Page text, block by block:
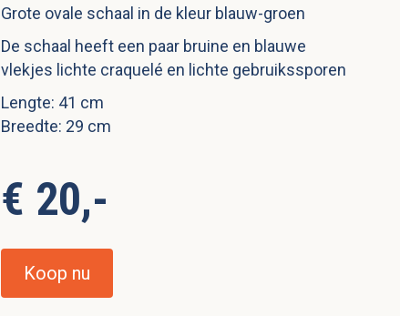
Grote ovale schaal in de kleur blauw-groen
De schaal heeft een paar bruine en blauwe
vlekjes lichte craquelé en lichte gebruikssporen
Lengte: 41 cm
Breedte: 29 cm
€ 20,-
Koop nu